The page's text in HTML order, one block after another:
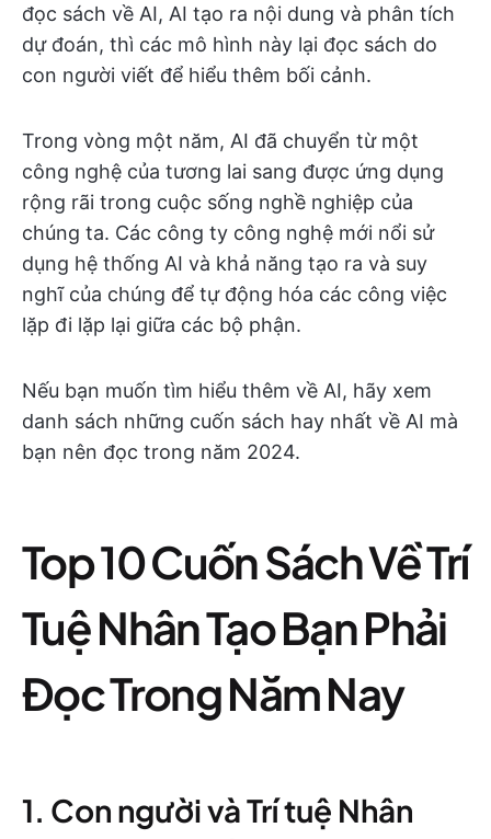
đọc sách về AI, AI tạo ra nội dung và phân tích
dự đoán, thì các mô hình này lại đọc sách do
con người viết để hiểu thêm bối cảnh.
Trong vòng một năm, AI đã chuyển từ một
công nghệ của tương lai sang được ứng dụng
rộng rãi trong cuộc sống nghề nghiệp của
chúng ta. Các công ty công nghệ mới nổi sử
dụng hệ thống AI và khả năng tạo ra và suy
nghĩ của chúng để tự động hóa các công việc
lặp đi lặp lại giữa các bộ phận.
Nếu bạn muốn tìm hiểu thêm về AI, hãy xem
danh sách những cuốn sách hay nhất về AI mà
bạn nên đọc trong năm 2024.
Top 10 Cuốn Sách Về Trí
Tuệ Nhân Tạo Bạn Phải
Đọc Trong Năm Nay
1. Con người và Trí tuệ Nhân